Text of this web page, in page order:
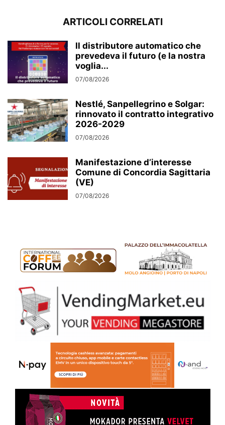
ARTICOLI CORRELATI
Il distributore automatico che
prevedeva il futuro (e la nostra
voglia...
07/08/2026
Nestlé, Sanpellegrino e Solgar:
rinnovato il contratto integrativo
2026-2029
07/08/2026
Manifestazione d’interesse
Comune di Concordia Sagittaria
(VE)
07/08/2026